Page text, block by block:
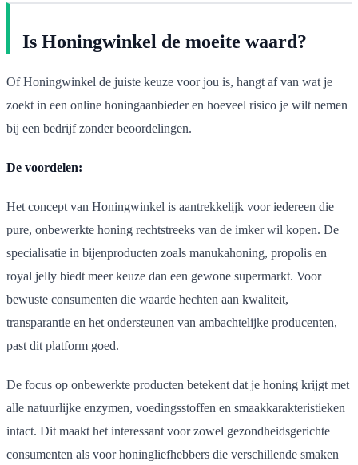
Is Honingwinkel de moeite waard?
Of Honingwinkel de juiste keuze voor jou is, hangt af van wat je
zoekt in een online honingaanbieder en hoeveel risico je wilt nemen
bij een bedrijf zonder beoordelingen.
De voordelen:
Het concept van Honingwinkel is aantrekkelijk voor iedereen die
pure, onbewerkte honing rechtstreeks van de imker wil kopen. De
specialisatie in bijenproducten zoals manukahoning, propolis en
royal jelly biedt meer keuze dan een gewone supermarkt. Voor
bewuste consumenten die waarde hechten aan kwaliteit,
transparantie en het ondersteunen van ambachtelijke producenten,
past dit platform goed.
De focus op onbewerkte producten betekent dat je honing krijgt met
alle natuurlijke enzymen, voedingsstoffen en smaakkarakteristieken
intact. Dit maakt het interessant voor zowel gezondheidsgerichte
consumenten als voor honingliefhebbers die verschillende smaken